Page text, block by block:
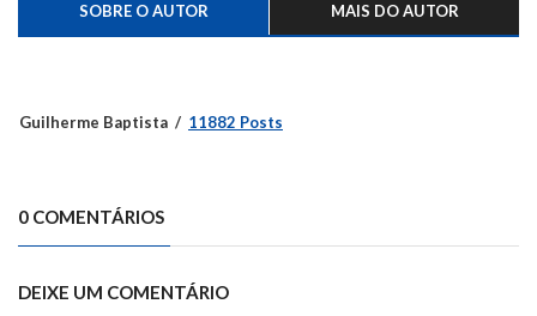
SOBRE O AUTOR MAIS DO AUTOR
Guilherme Baptista 11882 Posts
0 COMENTÁRIOS
DEIXE UM COMENTÁRIO